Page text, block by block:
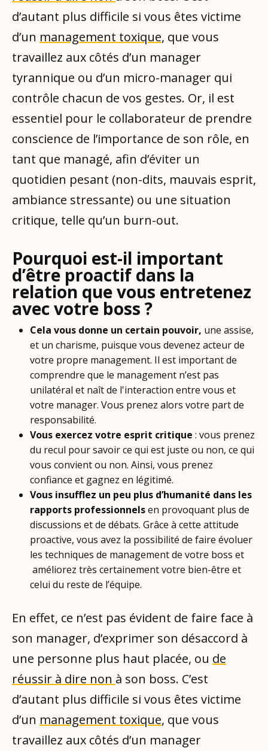
d’autant plus difficile si vous êtes victime
d’un management toxique, que vous
travaillez aux côtés d’un manager
tyrannique ou d’un micro-manager qui
contrôle chacun de vos gestes. Or, il est
essentiel pour le collaborateur de prendre
conscience de l’importance de son rôle, en
tant que managé, afin d’éviter un
quotidien pesant (non-dits, mauvais esprit,
ambiance stressante) ou une situation
critique, telle qu’un burn-out.
Pourquoi est-il important
d’être proactif dans la
relation que vous entretenez
avec votre boss ?
Cela vous donne un certain pouvoir, une assise,
et un charisme, puisque vous devenez acteur de
votre propre management. Il est important de
comprendre que le management n’est pas
unilatéral et naît de l'interaction entre vous et
votre manager. Vous prenez alors votre part de
responsabilité.
Vous exercez votre esprit critique : vous prenez
du recul pour savoir ce qui est juste ou non, ce qui
vous convient ou non. Ainsi, vous prenez
confiance et gagnez en légitimé.
Vous insufflez un peu plus d’humanité dans les
rapports professionnelsen provoquant plus de
discussions et de débats. Grâce à cette attitude
proactive, vous avez la possibilité de faire évoluer
les techniques de management de votre boss et
améliorez très certainement votre bien-être et
celui du reste de l’équipe.
En effet, ce n’est pas évident de faire face à
son manager, d’exprimer son désaccord à
une personne plus haut placée, ou de
réussir à dire non à son boss. C’est
d’autant plus difficile si vous êtes victime
d’un management toxique, que vous
travaillez aux côtés d’un manager